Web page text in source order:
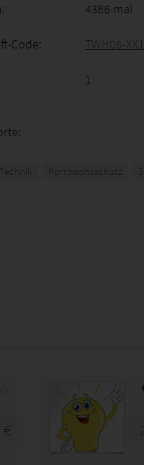
4386 mal
Code: TWH06-
1
Technik Korrosionsschutz